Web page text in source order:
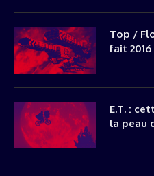
Top /
fait 2016
E.T. :
la peau